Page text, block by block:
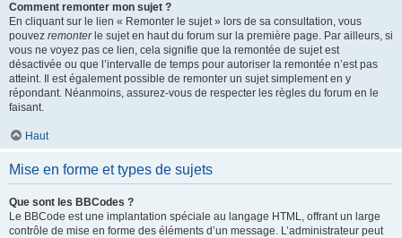
Comment remonter mon sujet ?
En cliquant sur le lien « Remonter le sujet » lors de sa consultation, vous
pouvez remonterle sujet en haut du forum sur la première page. Par ailleurs, si
vous ne voyez pas ce lien, cela signifie que la remontée de sujet est
désactivée ou que l’intervalle de temps pour autoriser la remontée n’est pas
atteint. Il est également possible de remonter un sujet simplement en y
répondant. Néanmoins, assurez-vous de respecter les règles du forum en le
faisant.
Haut
Mise en forme et types de sujets
Que sont les BBCodes ?
Le BBCode est une implantation spéciale au langage HTML, offrant un large
contrôle de mise en forme des éléments d’un message. L’administrateur peut